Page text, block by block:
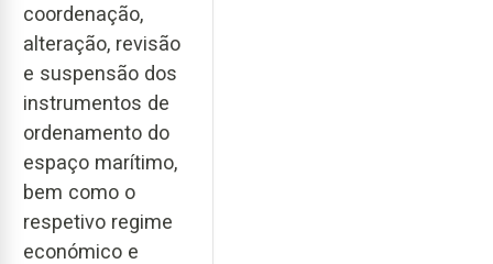
coordenação,
alteração, revisão
e suspensão dos
instrumentos de
ordenamento do
espaço marítimo,
bem como o
respetivo regime
económico e